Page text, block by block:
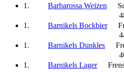
Barbarossa Weizen
Barnikels Bockbier
Barnikels Dunkles
Barnikels Lager